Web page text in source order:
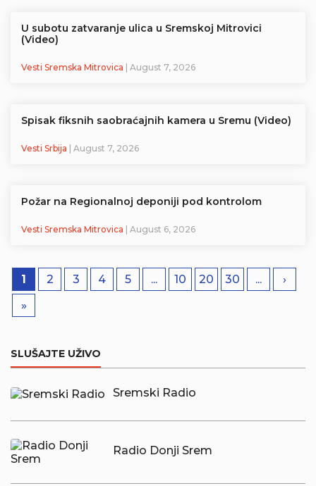
U subotu zatvaranje ulica u Sremskoj Mitrovici
(Video)
Vesti Sremska Mitrovica | August 7, 2026
Spisak fiksnih saobraćajnih kamera u Sremu (Video)
Vesti Srbija | August 7, 2026
Požar na Regionalnoj deponiji pod kontrolom
Vesti Sremska Mitrovica | August 6, 2026
1 2 3 4 5 ... 10 20 30 ...
›
»
SLUŠAJTE UŽIVO
Sremski Radio
Radio Donji Srem